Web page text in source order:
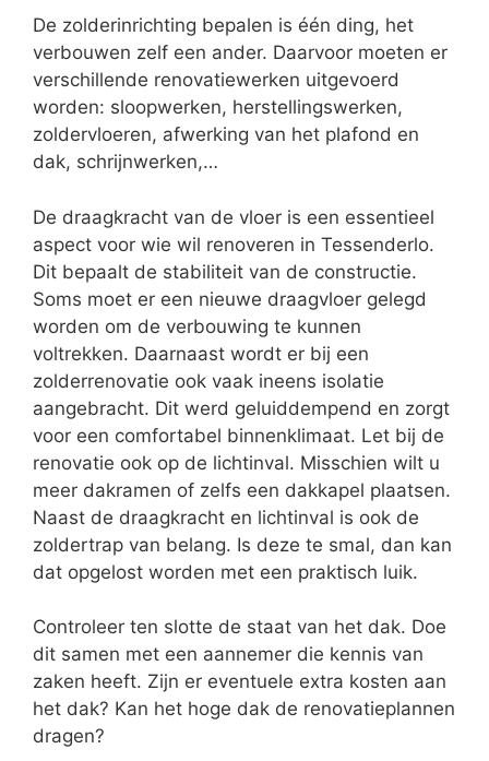
De zolderinrichting bepalen is één ding, het
verbouwen zelf een ander. Daarvoor moeten er
verschillende renovatiewerken uitgevoerd
worden: sloopwerken, herstellingswerken,
zoldervloeren, afwerking van het plafond en
dak, schrijnwerken,…
De draagkracht van de vloer is een essentieel
aspect voor wie wil renoveren in Tessenderlo.
Dit bepaalt de stabiliteit van de constructie.
Soms moet er een nieuwe draagvloer gelegd
worden om de verbouwing te kunnen
voltrekken. Daarnaast wordt er bij een
zolderrenovatie ook vaak ineens isolatie
aangebracht. Dit werd geluiddempend en zorgt
voor een comfortabel binnenklimaat. Let bij de
renovatie ook op de lichtinval. Misschien wilt u
meer dakramen of zelfs een dakkapel plaatsen.
Naast de draagkracht en lichtinval is ook de
zoldertrap van belang. Is deze te smal, dan kan
dat opgelost worden met een praktisch luik.
Controleer ten slotte de staat van het dak. Doe
dit samen met een aannemer die kennis van
zaken heeft. Zijn er eventuele extra kosten aan
het dak? Kan het hoge dak de renovatieplannen
dragen?